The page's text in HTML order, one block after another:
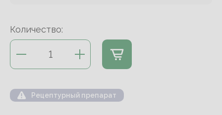
Количество:
Рецептурный препарат